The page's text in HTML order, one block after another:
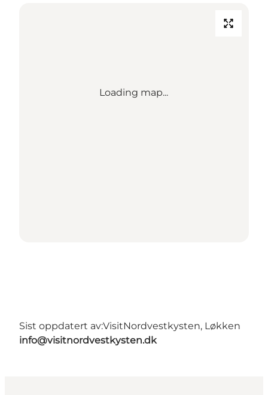
Loading map...
Sist oppdatert av:VisitNordvestkysten, Løkken
info@visitnordvestkysten.dk